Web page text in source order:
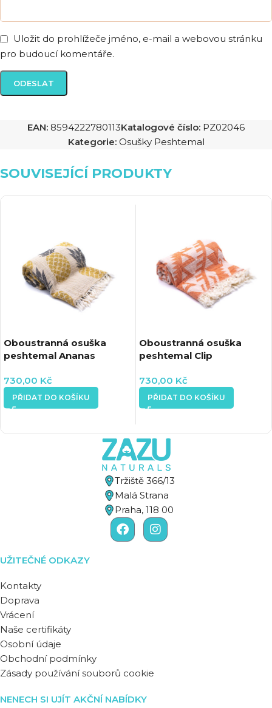
Uložit do prohlížeče jméno, e-mail a webovou stránku
pro budoucí komentáře.
EAN: 8594222780113Katalogové číslo: PZ02046
Kategorie: Osušky Peshtemal
SOUVISEJÍCÍ PRODUKTY
Oboustranná osuška
peshtemal Ananas
730,00 Kč
PŘIDAT DO KOŠÍKU
Oboustranná osuška
peshtemal Clip
730,00 Kč
PŘIDAT DO KOŠÍKU
Tržiště 366/13
Malá Strana
Praha, 118 00
UŽITEČNÉ ODKAZY
Kontakty
Doprava
Vrácení
Naše certifikáty
Osobní údaje
Obchodní podmínky
Zásady používání souborů cookie
NENECH SI UJÍT AKČNÍ NABÍDKY